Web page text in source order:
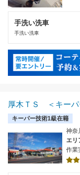
手洗い洗車
手洗い洗車
厚木ＴＳ ＜キーパ
キーパー技術1級在籍
神奈
エリ
作業